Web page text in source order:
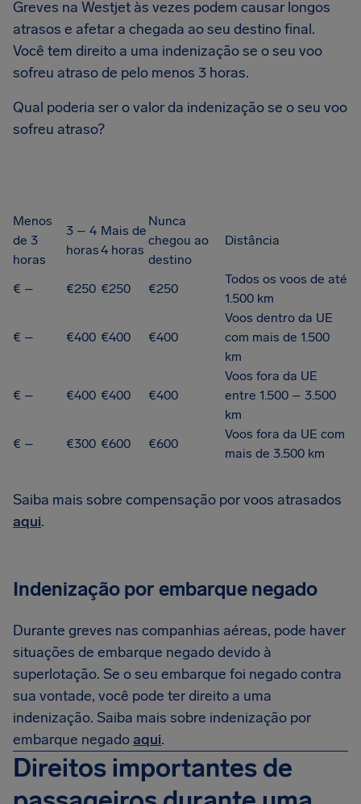
Greves na Westjet às vezes podem causar longos
atrasos e afetar a chegada ao seu destino final.
Você tem direito a uma indenização se o seu voo
sofreu atraso de pelo menos 3 horas.
Qual poderia ser o valor da indenização se o seu voo
sofreu atraso?
Menos
de 3
horas
3 – 4
horas
Mais de
4 horas
Nunca
chegou ao
destino
Distância
€ – €250 €250 €250
Todos os voos de até
1.500 km
€ – €400 €400 €400
Voos dentro da UE
com mais de 1.500
km
€ – €400 €400 €400
Voos fora da UE
entre 1.500 – 3.500
km
€ –
€300 €600 €600
Voos fora da UE com
mais de 3.500 km
Saiba mais sobre compensação por voos atrasados
aqui.
Indenização por embarque negado
Durante greves nas companhias aéreas, pode haver
situações de embarque negado devido à
superlotação. Se o seu embarque foi negado contra
sua vontade, você pode ter direito a uma
indenização. Saiba mais sobre indenização por
embarque negadoaqui.
Direitos importantes de